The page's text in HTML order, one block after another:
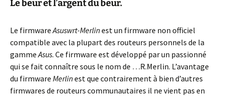
Le beur et l’argent du beur.
Le firmwareAsuswrt-Merlinest un firmware non officiel
compatible avec la plupart des routeurs personnels de la
gammeAsus. Ce firmware est développé par un passionné
qui se fait connaître sous le nom de …R.Merlin. L’avantage
du firmware Merlinest que contrairement à bien d’autres
firmwares de routeurs communautaires il ne vient pas en